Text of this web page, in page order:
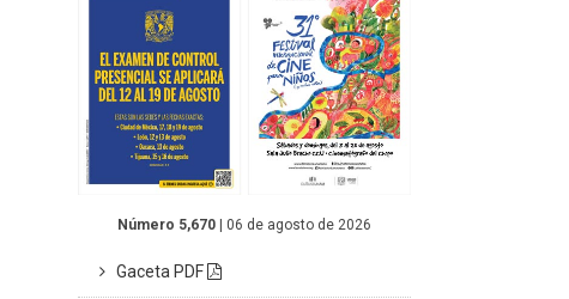
Número 5,670 | 06 de agosto de 2026
Gaceta PDF